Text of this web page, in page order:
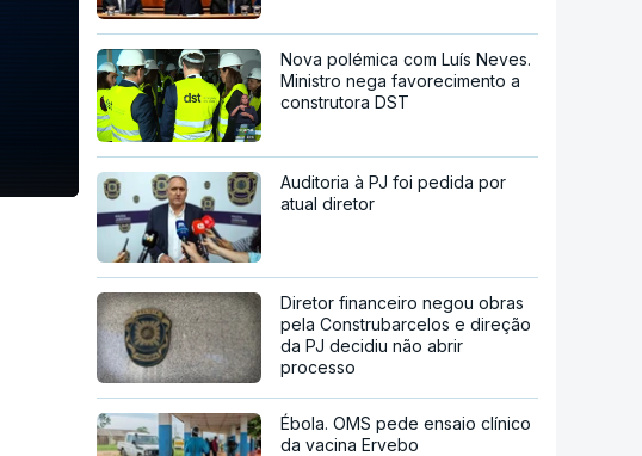
Nova polémica com Luís Neves.
Ministro nega favorecimento a
construtora DST
Auditoria à PJ foi pedida por
atual diretor
Diretor financeiro negou obras
pela Construbarcelos e direção
da PJ decidiu não abrir
processo
Ébola. OMS pede ensaio clínico
da vacina Ervebo